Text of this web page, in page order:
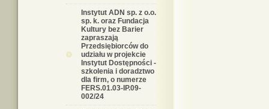
Instytut ADN sp. z o.o.
sp. k. oraz Fundacja
Kultury bez Barier
zapraszają
Przedsiębiorców do
udziału w projekcie
Instytut Dostępności -
szkolenia i doradztwo
dla firm, o numerze
FERS.01.03-IP.09-
002/24